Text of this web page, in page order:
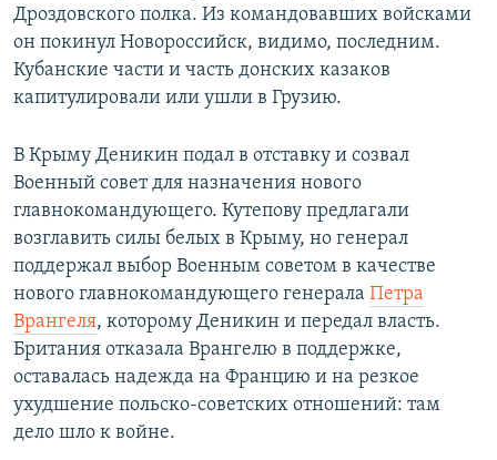
Дроздовского полка. Из командовавших войсками
он покинул Новороссийск, видимо, последним.
Кубанские части и часть донских казаков
капитулировали или ушли в Грузию.
В Крыму Деникин подал в отставку и созвал
Военный совет для назначения нового
главнокомандующего. Кутепову предлагали
возглавить силы белых в Крыму, но генерал
поддержал выбор Военным советом в качестве
нового главнокомандующего генерала Петра
Врангеля, которому Деникин и передал власть.
Британия отказала Врангелю в поддержке,
оставалась надежда на Францию и на резкое
ухудшение польско-советских отношений: там
дело шло к войне.